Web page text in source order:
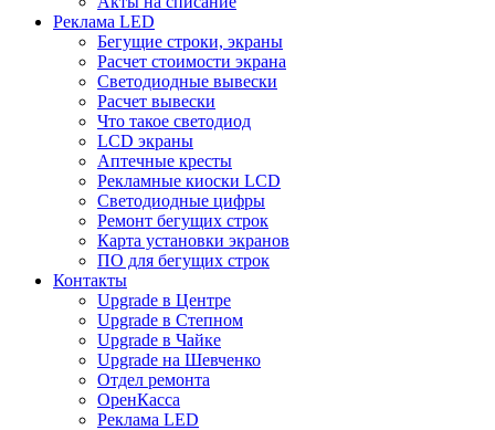
Реклама LED
Бегущие строки, экраны
Расчет стоимости экрана
Светодиодные вывески
Расчет вывески
Что такое светодиод
LCD экраны
Аптечные кресты
Рекламные киоски LCD
Светодиодные цифры
Ремонт бегущих строк
Карта установки экранов
ПО для бегущих строк
Контакты
Upgrade в Центре
Upgrade в Степном
Upgrade в Чайке
Upgrade на Шевченко
Отдел ремонта
ОренКасса
Реклама LED